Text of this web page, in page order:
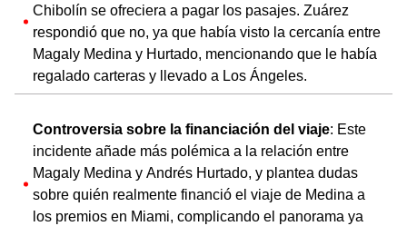
Chibolín se ofreciera a pagar los pasajes. Zuárez
respondió que no, ya que había visto la cercanía entre
Magaly Medina y Hurtado, mencionando que le había
regalado carteras y llevado a Los Ángeles.
Controversia sobre la financiación del viaje: Este
incidente añade más polémica a la relación entre
Magaly Medina y Andrés Hurtado, y plantea dudas
sobre quién realmente financió el viaje de Medina a
los premios en Miami, complicando el panorama ya